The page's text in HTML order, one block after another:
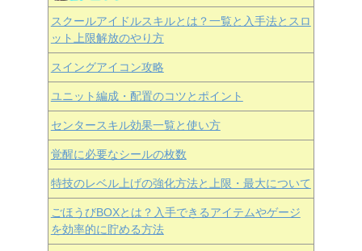
スクールアイドルスキルとは？一覧と入手法とスロ
ット上限解放のやり方
スイングアイコン攻略
ユニット編成・配置のコツとポイント
センタースキル効果一覧と使い方
覚醒に必要なシールの枚数
特技のレベル上げの強化方法と上限・最大について
ごほうびBOXとは？入手できるアイテムやゲージ
を効率的に貯める方法